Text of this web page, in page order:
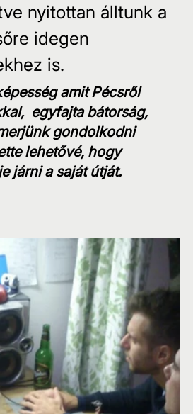
nyitottan álltunk a
idegen
is.
amit Pécsről
egyfajta bátorság,
gondolkodni
lehetővé, hogy
járni a saját útját.